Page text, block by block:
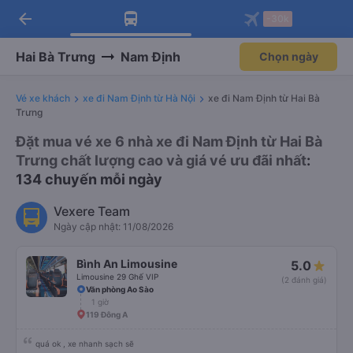
Tải app Vexere ngay!
Nhận ưu đãi thành viên độc
Mở app
Tải app Vexere
-30k/ghế khi đặt vé máy bay qua
Mở app
arrow_back
Hai Bà Trưng Nam Định Chọn ngày
Vé xe khách xe đi Nam Định từ Hà Nội
xe đi Nam Định từ Hai Bà
Trưng
Đặt mua vé xe 6 nhà xe đi Nam Định từ Hai Bà
Trưng chất lượng cao và giá vé ưu đãi nhất:
134 chuyến mỗi ngày
Vexere Team
Ngày cập nhật: 11/08/2026
Bình An Limousine
Limousine 29 Ghế VIP
5.0
(2 đánh giá)
Văn phòng Ao Sào
1 giờ
119 Đông A
quá ok , xe nhanh sạch sẽ